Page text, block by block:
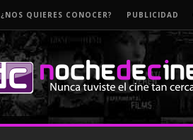
¿NOS QUIERES CONOCER? PUBLICIDAD